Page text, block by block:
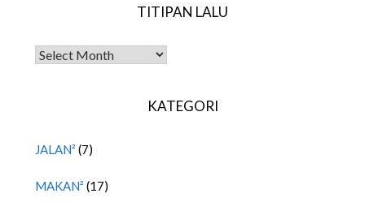
TITIPAN LALU
TITIPAN LALU
KATEGORI
JALAN² (7)
MAKAN² (17)